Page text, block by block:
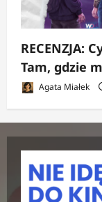
RECENZJA:
Tam, gdzie
Agata Miałek